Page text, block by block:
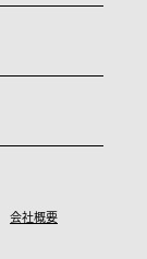
会社概要